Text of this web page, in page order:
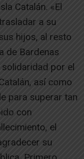
Catalán. «El
a su
hijos, al resto
de Bardenas
por el
así como
para superar tan
con
el
su